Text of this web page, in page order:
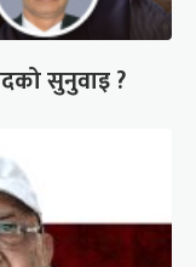
सुनुवाइ ?